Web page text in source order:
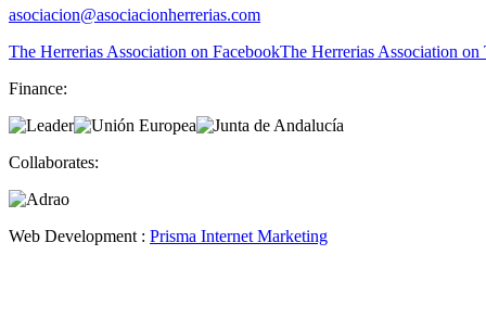
asociacion@asociacionherrerias.com
The Herrerias Association on FacebookThe Herrerias Association on
Finance:
Collaborates:
Web Development : Prisma Internet Marketing